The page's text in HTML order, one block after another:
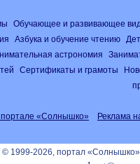
Обучающее и развивающее
Азбука и обучение чтению
астрономия
Сертификаты и грамоты
«Солнышко» Реклама
© 1999-2026, портал «Солнышко»